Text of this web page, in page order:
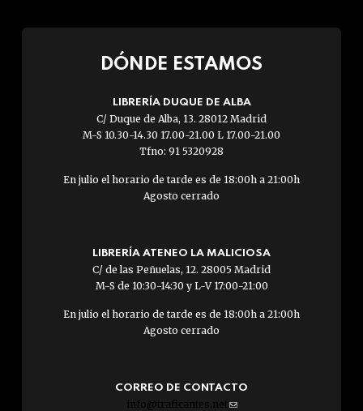
DÓNDE ESTAMOS
LIBRERÍA DUQUE DE ALBA
C/ Duque de Alba, 13. 28012 Madrid
M-S 10.30-14.30 17.00-21.00 L 17.00-21.00
Tfno: 91 5320928
En julio el horario de tarde es de 18:00h a 21:00h
Agosto cerrado
LIBRERÍA ATENEO LA MALICIOSA
C/ de las Peñuelas, 12. 28005 Madrid
M-S de 10:30-14:30 y L-V 17:00-21:00
En julio el horario de tarde es de 18:00h a 21:00h
Agosto cerrado
CORREO DE CONTACTO
info@traficantes.net (link